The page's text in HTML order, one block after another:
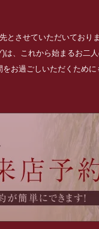
とさせていただいておりま
、これから始まるお二
お過ごしいただくため